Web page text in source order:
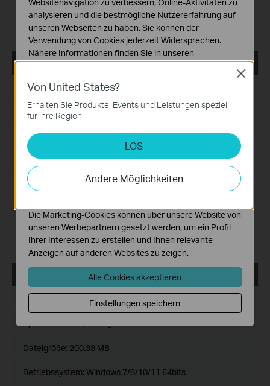
Bug Fixes:
1. Fixed some minor bugs.
VIGI Config Tool_V2.0.20_x32
Datum der Veröffentlichung:
Sprache:Mehrsprachig
Dateigröße:192.74 MB
Betriebssystem: Windows 7/8/10/11 32bits
Release Note >
1. Enhanced system security.
Bug Fixes:
1. Fixed some minor bugs.
VIGI Config Tool_V2.0.20_x64
Datum der Veröffentlichung: 2025-08-28
Dateigröße: 200.33 MB
Betriebssystem: Windows 7/8/10/11 64bits
Von United States?
Erhalten Sie Produkte, Events und Leistungen speziell
für Ihre Region
LOS
Andere Möglichkeiten
Close
analysieren und die bestmögliche Nutzererfahrung auf
unseren Webseiten zu haben. Sie können der
Verwendung von Cookies jederzeit Widersprechen.
Nähere Informationen finden Sie in unseren
Datenschutzhinweisen.
Notwendige Cookies
Diese Cookies sind zur Funktion der Website
erforderlich und können in Ihren Systemen nicht
Analyse- und Marketing-Cookies
Analyse-Cookies ermöglichen es uns, Ihre Aktivitäten
auf unserer Website zu analysieren, um die
Funktionsweise unserer Website zu verbessern und
Die Marketing-Cookies können über unsere Website von
unseren Werbepartnern gesetzt werden, um ein Profil
Ihrer Interessen zu erstellen und Ihnen relevante
Anzeigen auf anderen Websites zu zeigen.
Alle Cookies akzeptieren
Einstellungen speichern